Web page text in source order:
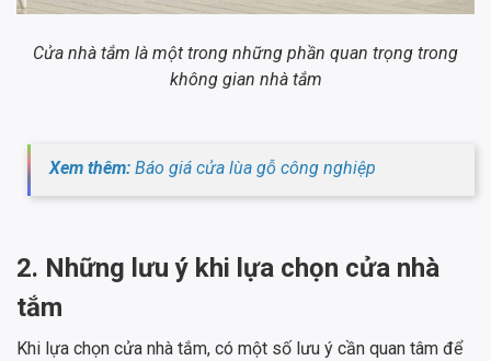
Cửa nhà tắm là một trong những phần quan trọng trong
không gian nhà tắm
Xem thêm: Báo giá cửa lùa gỗ công nghiệp
2. Những lưu ý khi lựa chọn cửa nhà
tắm
Khi lựa chọn cửa nhà tắm, có một số lưu ý cần quan tâm để